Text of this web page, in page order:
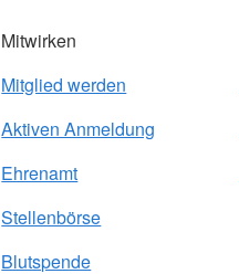
Mitwirken
Mitglied werden
Aktiven Anmeldung
Ehrenamt
Stellenbörse
Blutspende